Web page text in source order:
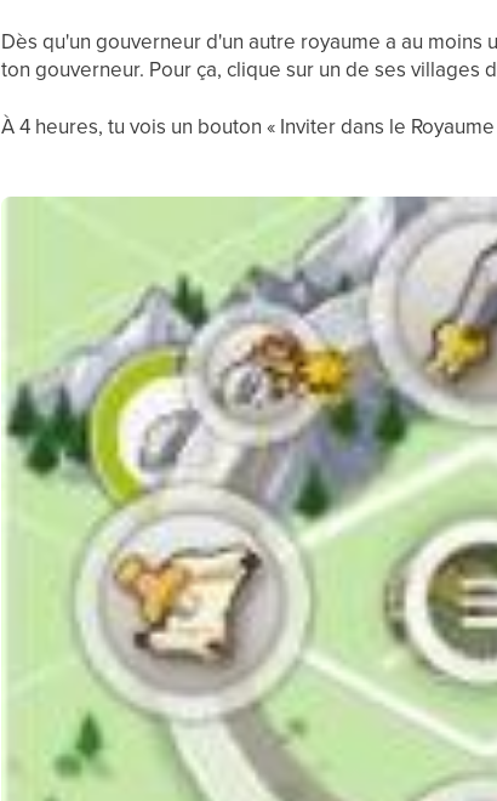
Dès qu'un gouverneur d'un autre royaume a au
ton gouverneur. Pour ça, clique sur un de ses
À 4 heures, tu vois un bouton « Inviter dans le Royaume